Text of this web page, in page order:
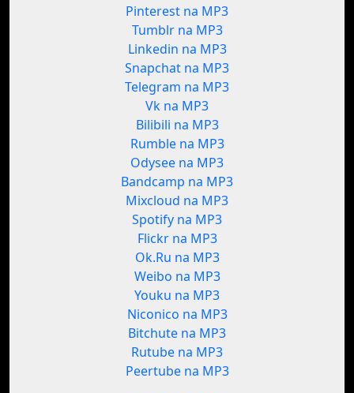
Pinterest na MP3
Tumblr na MP3
Linkedin na MP3
Snapchat na MP3
Telegram na MP3
Vk na MP3
Bilibili na MP3
Rumble na MP3
Odysee na MP3
Bandcamp na MP3
Mixcloud na MP3
Spotify na MP3
Flickr na MP3
Ok.Ru na MP3
Weibo na MP3
Youku na MP3
Niconico na MP3
Bitchute na MP3
Rutube na MP3
Peertube na MP3